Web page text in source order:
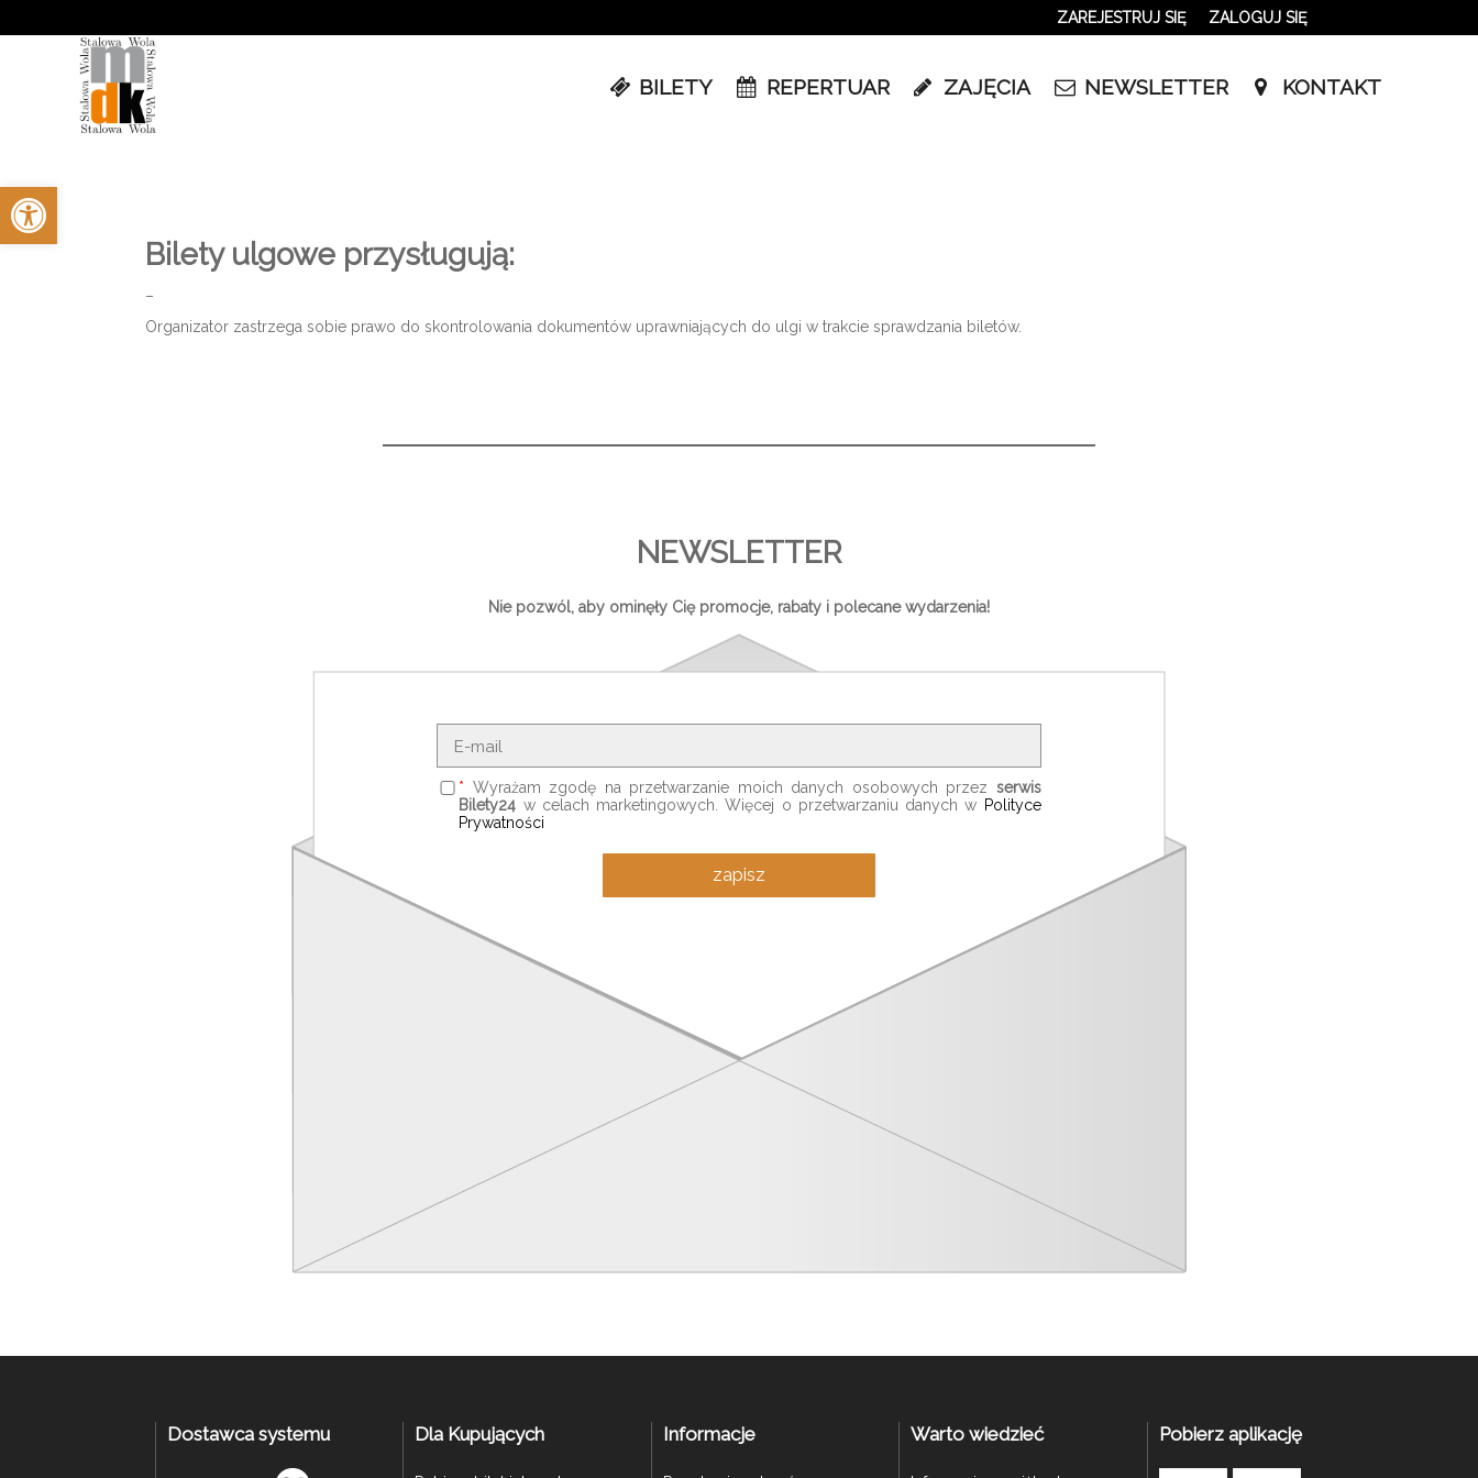
Otwórz pasek narzędzi
ZAREJESTRUJ SIĘ ZALOGUJ SIĘ
0,00
BILETY REPERTUAR ZAJĘCIA NEWSLETTER KONTAKT
Bilety ulgowe przysługują:
–
Organizator zastrzega sobie prawo do skontrolowania dokumentów uprawniających do ulgi w trakcie sprawdzania biletów.
NEWSLETTER
Nie pozwól, aby ominęły Cię promocje, rabaty i polecane wydarzenia!
Wyrażam zgodę na przetwarzanie moich danych osobowych przez serwis
Bilety24 w celach marketingowych. Więcej o przetwarzaniu danych w Polityce
Prywatności
Dostawca systemu Dla Kupujących Informacje Warto wiedzieć Pobierz aplikację